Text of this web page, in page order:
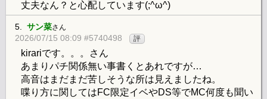
丈夫なん？と心配しています(;^ω^)
5. サン菜さん
2026/07/15 08:09 #5740498 評
kirariです。。。さん
あまりパチ関係無い事書くとあれですが…
高音はまだまだ苦しそうな所は見えましたね。
喋り方に関してはFC限定イベやDS等でMC何度も聞い